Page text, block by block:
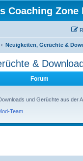
Coaching Zone
Neuigkeiten, Gerüchte &
&
Forum
und Gerüchte aus der
Team